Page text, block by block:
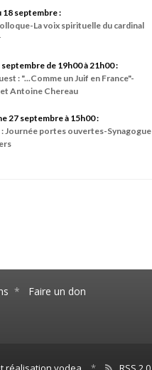
18 septembre :
La voix spirituelle du cardinal
septembre de 19h00 à 21h00 :
: "...Comme un Juif en France"-
Antoine Chereau
27 septembre à 15h00 :
Journée portes ouvertes-Synagogue
* Faire un don